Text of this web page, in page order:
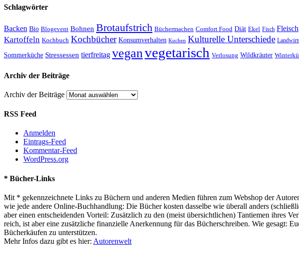
Schlagwörter
Backen Bio Blogevent Bohnen Brotaufstrich Büchermachen Comfort Food Diät Ekel Fisch Fleisch
Kartoffeln Kochbuch Kochbücher Konsumverhalten Kuchen Kulturelle Unterschiede
Sommerküche Stressessen tierfreitag veganvegetarisch Verlosung Wildkräuter
Archiv der Beiträge
Archiv der Beiträge
RSS Feed
Anmelden
Eintrags-Feed
Kommentar-Feed
WordPress.org
* Bücher-Links
Mit * gekennzeichnete Links zu Büchern und anderen Medien führen zum Webshop der
wie jede andere Online-Buchhandlung: Die Bücher kosten dasselbe wie überall anders
aber einen entscheidenden Vorteil: Zusätzlich zu den (meist übersichtlichen) Tantiemen ihres
reich, ist aber eine zusätzliche finanzielle Anerkennung für das Bücherschreiben. Wie gesagt:
Bücherkäufen zu unterstützen.
Mehr Infos dazu gibt es hier: Autorenwelt